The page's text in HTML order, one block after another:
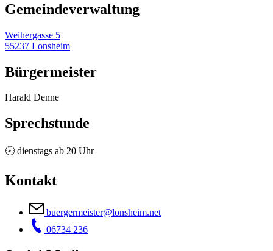
Gemeinde­verwaltung
Weihergasse 5
55237 Lonsheim
Bürgermeister
Harald Denne
Sprechstunde
🕗 dienstags ab 20 Uhr
Kontakt
buergermeister@lonsheim.net
06734 236